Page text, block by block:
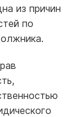
из причин
по